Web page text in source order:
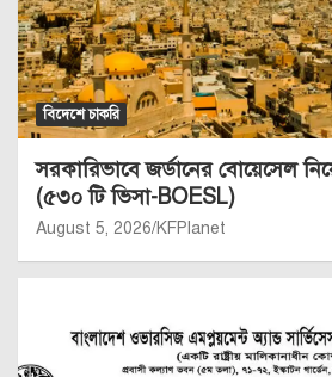
বিদেশে চাকরি
সরকারিভাবে জর্ডানের বোয়েসেল
(৫৩০ টি ভিসা-BOESL)
August 5, 2026 KFPlanet